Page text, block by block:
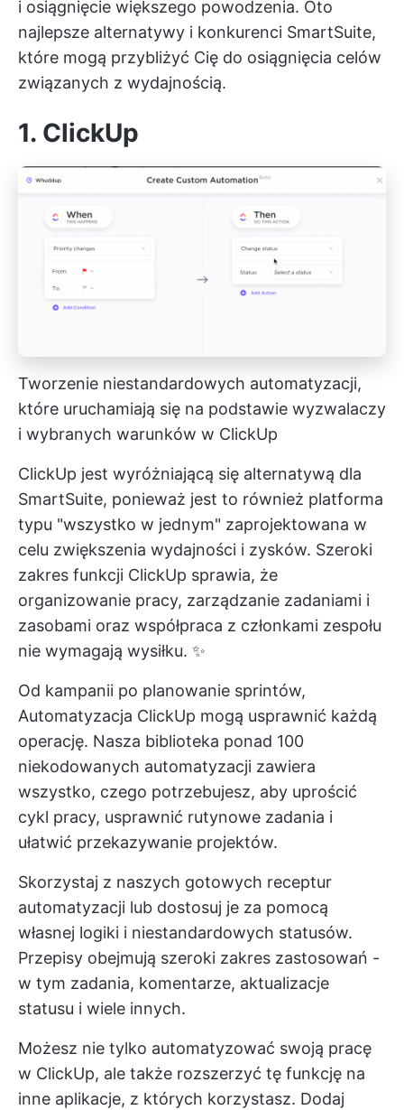
i osiągnięcie większego powodzenia. Oto
najlepsze alternatywy i konkurenci SmartSuite,
które mogą przybliżyć Cię do osiągnięcia celów
związanych z wydajnością.
1. ClickUp
Tworzenie niestandardowych automatyzacji,
które uruchamiają się na podstawie wyzwalaczy
i wybranych warunków w ClickUp
ClickUp jest wyróżniającą się alternatywą dla
SmartSuite, ponieważ jest to również platforma
typu "wszystko w jednym" zaprojektowana w
celu zwiększenia wydajności i zysków. Szeroki
zakres funkcji ClickUp sprawia, że
organizowanie pracy, zarządzanie zadaniami i
zasobami oraz współpraca z członkami zespołu
nie wymagają wysiłku. ✨
Od kampanii po planowanie sprintów,
Automatyzacja ClickUp mogą usprawnić każdą
operację. Nasza biblioteka ponad 100
niekodowanych automatyzacji zawiera
wszystko, czego potrzebujesz, aby uprościć
cykl pracy, usprawnić rutynowe zadania i
ułatwić przekazywanie projektów.
Skorzystaj z naszych gotowych receptur
automatyzacji lub dostosuj je za pomocą
własnej logiki i niestandardowych statusów.
Przepisy obejmują szeroki zakres zastosowań -
w tym zadania, komentarze, aktualizacje
statusu i wiele innych.
Możesz nie tylko automatyzować swoją pracę
w ClickUp, ale także rozszerzyć tę funkcję na
inne aplikacje, z których korzystasz. Dodaj